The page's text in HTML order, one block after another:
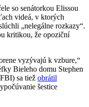
so senátorkou Elissou
videá, v ktorých
„nelegálne rozkazy“.
kritikou, že opoziční
vyzývajú k vzbure,“
Bieleho domu Stephen
sa tiež obrátil
šestice